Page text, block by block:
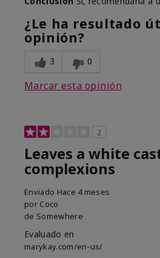
¿Le ha resultado
opinión?
3 0
Marcar esta opinión
2
Leaves a white
complexions
Enviado Hace 4 meses
por Coco
de Somewhere
Evaluado en
marykay.com/en-us/